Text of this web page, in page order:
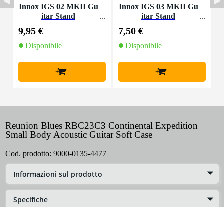
Innox IGS 02 MKII Gu
itar Stand
9,95 €
Disponibile
+
Innox IGS 03 MKII Gu
itar Stand
7,50 €
Disponibile
+
Reunion Blues RBC23C3 Continental Expedition
Small Body Acoustic Guitar Soft Case
Cod. prodotto: 9000-0135-4477
Informazioni sul prodotto
Specifiche